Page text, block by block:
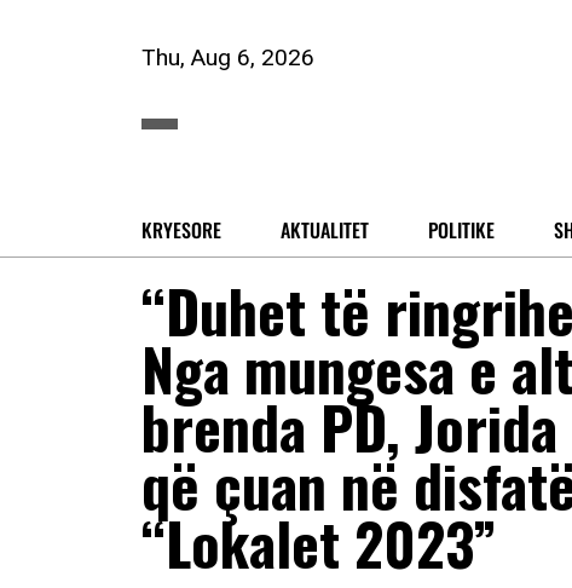
Thu, Aug 6, 2026
KRYESORE AKTUALITET POLITIKE
“Duhet të
Nga mungesa e
brenda PD,
që çuan në
“Lokalet 2023”